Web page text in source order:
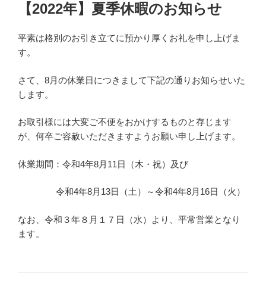
【2022年】夏季休暇のお知らせ
平素は格別のお引き立てに預かり厚くお礼を申し上げま
す。
さて、8月の休業日につきまして下記の通りお知らせいた
します。
お取引様には大変ご不便をおかけするものと存じます
が、何卒ご容赦いただきますようお願い申し上げます。
休業期間：令和4年8月11日（木・祝）及び
令和4年8月13日（土）～令和4年8月16日（火）
なお、令和３年８月１７日（水）より、平常営業となり
ます。